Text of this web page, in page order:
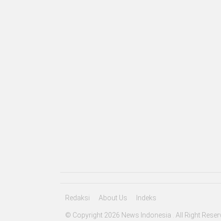
Redaksi About Us Indeks
© Copyright 2026 News Indonesia . All Right